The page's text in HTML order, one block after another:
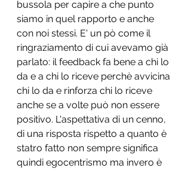
bussola per capire a che punto
siamo in quel rapporto e anche
con noi stessi. E' un pò come il
ringraziamento di cui avevamo già
parlato: il feedback fa bene a chi lo
da e a chi lo riceve perchè avvicina
chi lo da e rinforza chi lo riceve
anche se a volte può non essere
positivo. L'aspettativa di un cenno,
di una risposta rispetto a quanto è
statro fatto non sempre significa
quindi egocentrismo ma invero è